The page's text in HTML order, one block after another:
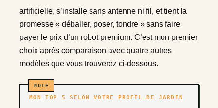
artificielle, s’installe sans antenne ni fil, et tient la
promesse « déballer, poser, tondre » sans faire
payer le prix d’un robot premium. C’est mon premier
choix après comparaison avec quatre autres
modèles que vous trouverez ci-dessous.
MON TOP 5 SELON VOTRE PROFIL DE JARDIN